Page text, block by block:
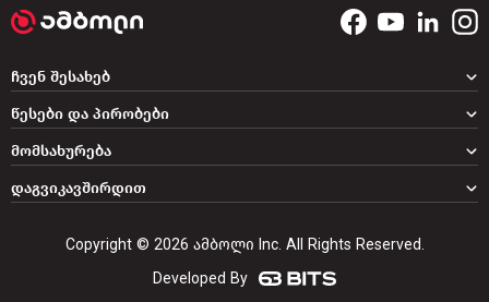
დაგვიკავშირდით
ჩვენ შესახებ
წესები და პირობები
მომსახურება
Copyright © 2026 ამბოლი Inc. All Rights Reserved.
Developed By